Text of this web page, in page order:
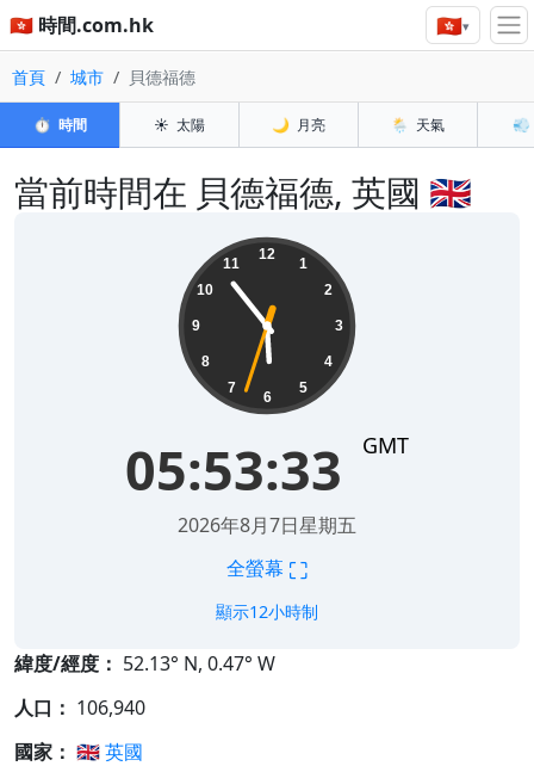
🇭🇰 時間.com.hk 🇭🇰▾
首頁 城市 貝德福德
⏱️ 時間 ☀️ 太陽 🌙 月亮 🌦️ 天氣 💨
當前時間在 貝德福德, 英國 🇬🇧
12
1
2
3
4
5
6
7
8
9
10
11
05:53:33 GMT
2026年8月7日星期五
全螢幕 ⛶
顯示12小時制
緯度/經度： 52.13° N, 0.47° W
人口： 106,940
國家： 🇬🇧英國